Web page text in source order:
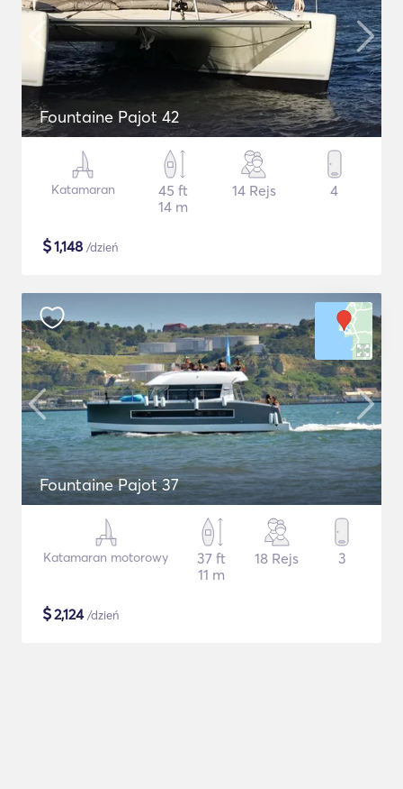
Fountaine Pajot 42
Katamaran
45 ft
14 m
14 Rejs 4
$1,148 /dzień
Fountaine Pajot 37
Katamaran motorowy
37 ft
11 m
18 Rejs 3
$2,124/dzień